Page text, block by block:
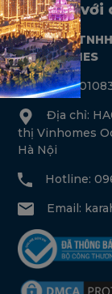
Liên hệ với
CÔNG TY
KARAHOMES
MST:
Địa chỉ:
thị Vinhomes
Hà Nội
Hotline:
Email: